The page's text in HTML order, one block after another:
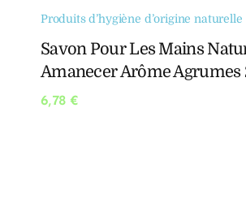
Produits d’hygiène d’origine naturelle
Savon Pour Les Mains
Amanecer Arôme Agrumes
6,78€